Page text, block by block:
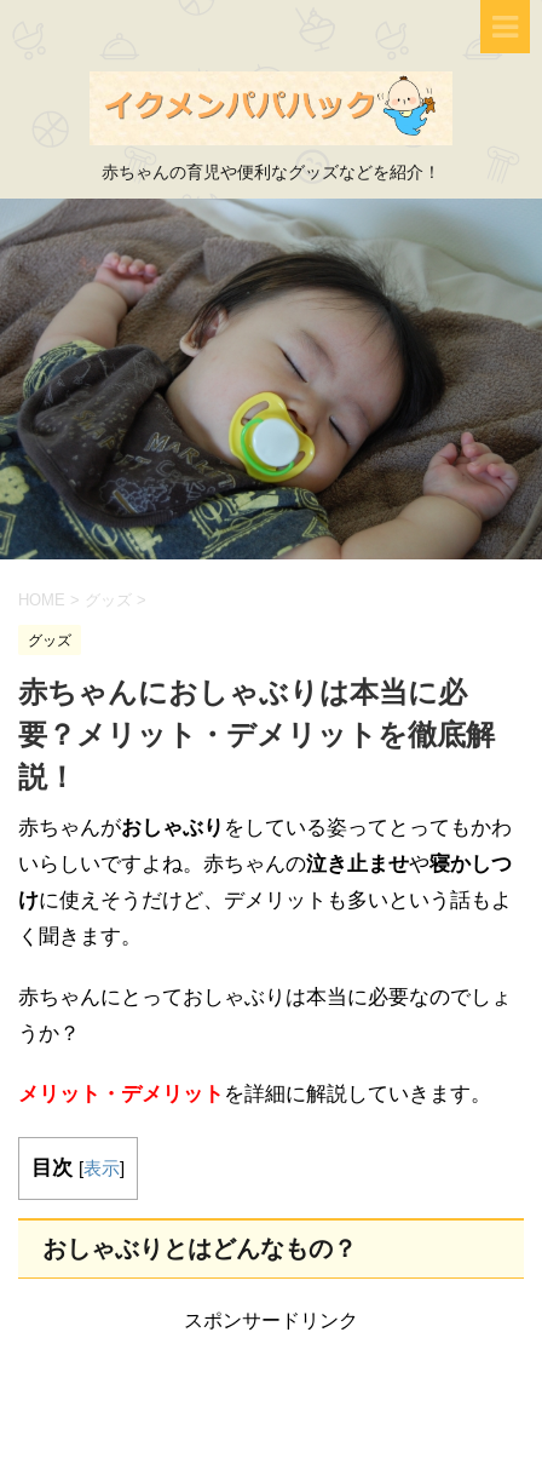
赤ちゃんの育児や便利なグッズなどを紹介！
HOME > グッズ >
グッズ
赤ちゃんにおしゃぶりは本当に必
要？メリット・デメリットを徹底解
説！
赤ちゃんがおしゃぶり をしている姿ってとってもかわ
いらしいですよね。赤ちゃんの泣き止ませや寝かしつ
けに使えそうだけど、デメリットも多いという話もよ
く聞きます。
赤ちゃんにとっておしゃぶりは本当に必要なのでしょ
うか？
メリット・デメリット を詳細に解説していきます。
目次 [表示]
おしゃぶりとはどんなもの？
スポンサードリンク